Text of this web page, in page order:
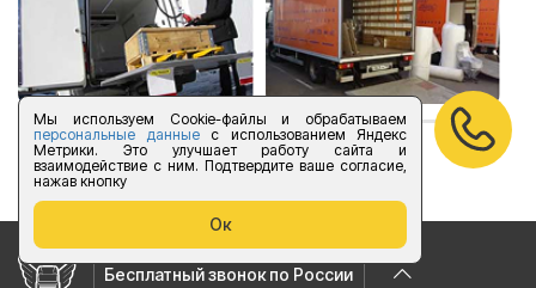
Мы используем Cookie-файлы и обрабатываем
персональные данныес использованием Яндекс
Метрики. Это улучшает работу сайта и
взаимодействие с ним. Подтвердите ваше согласие,
нажав кнопку
Ок
оставить отзыв
Бесплатный звонок по России